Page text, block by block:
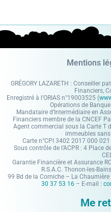
Mentions
GRÉGORY LAZARETH : Conseiller
Financiers,
Enregistré à l’ORIAS n°19003525 (
Opérations de
Mandataire d’Intermédiaire en
Financiers membre de la CNCEF
Agent commercial sous la Carte T
immeubles
Carte n°CPI 3402 2017 000
Sous contrôle de l’ACPR : 4 Place
Garantie Financière et Assurance
R.S.A.C. Thonon-les-
99 Bd de la Corniche – La
30 37 53 16 – E-mail :
Me